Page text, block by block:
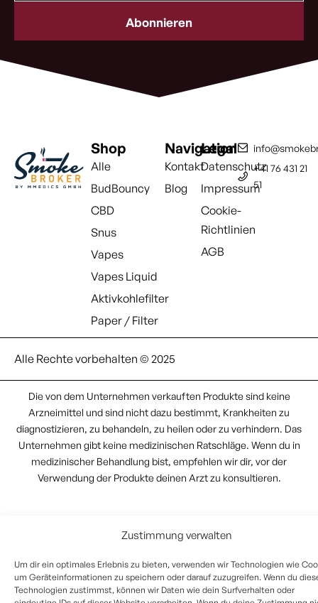
Zustimmung verwalten
Um dir ein optimales Erlebnis zu bieten, verwenden wir Technologien wie
um Geräteinformationen zu speichern oder darauf zuzugreifen. Wenn du
Technologien zustimmst, können wir Daten wie dein Surfverhalten oder
Shop
Alle
BudBouncy
CBD
Snus
Vapes
Vapes Liquid
Aktivkohlefilter
Paper / Filter
Navigation
Kontakt
Blog
Legal
Datenschutz
Impressum
Cookie-
Richtlinien
AGB
+41 76 431 21
51
Alle Rechte vorbehalten © 2025
Die von dem Unternehmen verkauften Produkte sind keine
Arzneimittel und sind nicht dazu bestimmt, Krankheiten zu
diagnostizieren, zu behandeln, zu heilen oder zu verhindern. Das
Unternehmen gibt keine medizinischen Ratschläge. Wenn du in
medizinischer Behandlung bist, empfehlen wir dir, vor der
Verwendung der Produkte deinen Arzt zu konsultieren.